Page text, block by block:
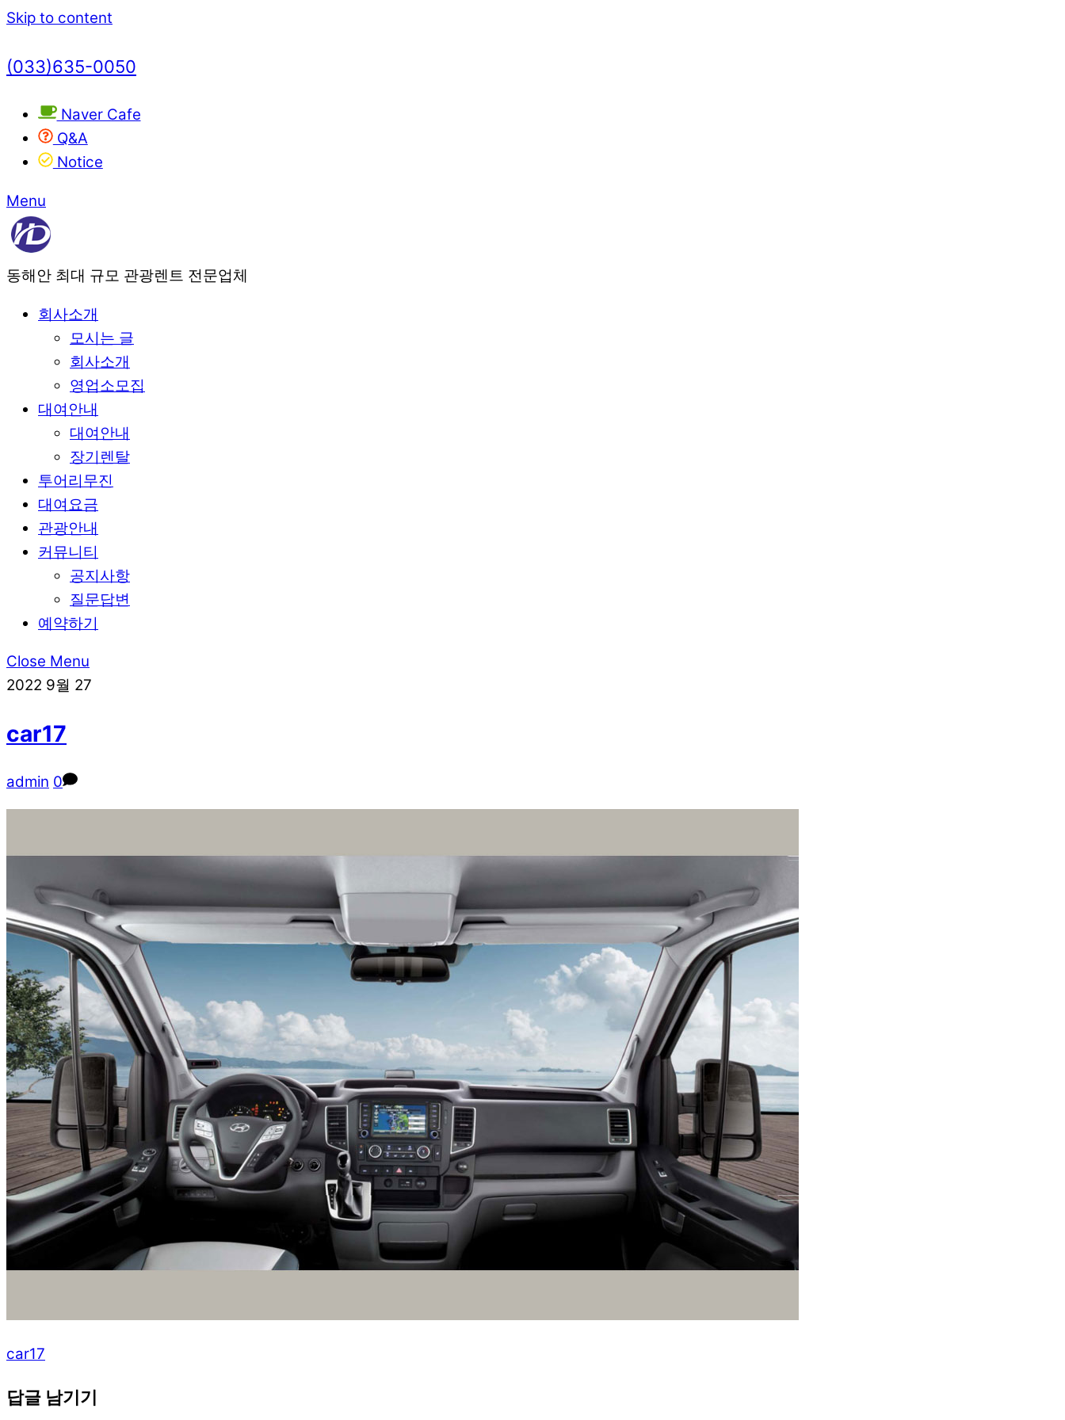
Skip to content
(033)635-0050
Naver Cafe
Q&A
Notice
Menu
동해안 최대 규모 관광렌트 전문업체
회사소개
모시는 글
회사소개
영업소모집
대여안내
대여안내
장기렌탈
투어리무진
대여요금
관광안내
커뮤니티
공지사항
질문답변
예약하기
Close Menu
2022 9월 27
car17
admin 0
car17
답글 남기기